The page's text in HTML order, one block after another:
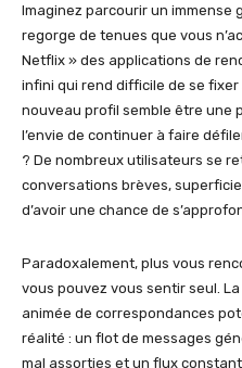
Imaginez parcourir un immense
regorge de tenues que vous
Netflix » des applications de
infini qui rend difficile de se
nouveau profil semble être une
l’envie de continuer à faire
? De nombreux utilisateurs se
conversations brèves,
d’avoir une chance de
Paradoxalement, plus vous
vous pouvez vous sentir seul.
animée de correspondances
réalité : un flot de messages
mal assorties et un flux